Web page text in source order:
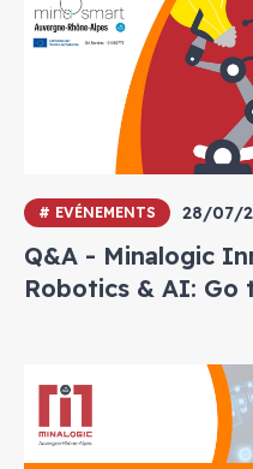
# EVÉNEMENTS 28/07/
Q&A - Minalogic
Robotics & AI: Go